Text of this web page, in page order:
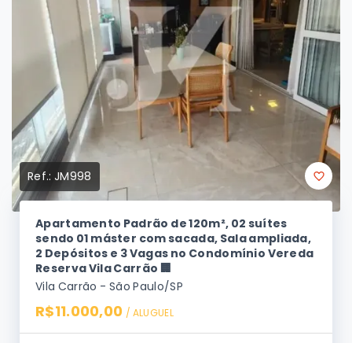
Ref.:JM998
Apartamento Padrão de 120m², 02 suítes
sendo 01 máster com sacada, Sala ampliada,
2 Depósitos e 3 Vagas no Condomínio Vereda
Reserva Vila Carrão 🏢
Vila Carrão - São Paulo/SP